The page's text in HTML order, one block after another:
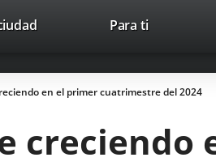
avaTop Para ti
en el primer cuatrimestre del 2024